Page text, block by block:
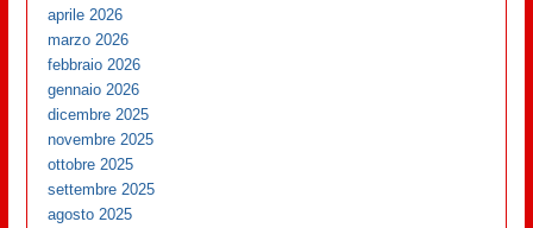
aprile 2026
marzo 2026
febbraio 2026
gennaio 2026
dicembre 2025
novembre 2025
ottobre 2025
settembre 2025
agosto 2025